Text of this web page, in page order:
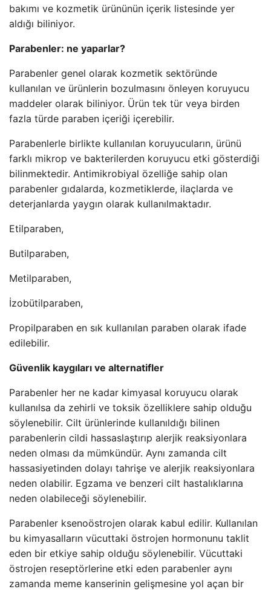
bakımı ve kozmetik ürününün içerik listesinde yer
aldığı biliniyor.
Parabenler: ne yaparlar?
Parabenler genel olarak kozmetik sektöründe
kullanılan ve ürünlerin bozulmasını önleyen koruyucu
maddeler olarak biliniyor. Ürün tek tür veya birden
fazla türde paraben içeriği içerebilir.
Parabenlerle birlikte kullanılan koruyucuların, ürünü
farklı mikrop ve bakterilerden koruyucu etki gösterdiği
bilinmektedir. Antimikrobiyal özelliğe sahip olan
parabenler gıdalarda, kozmetiklerde, ilaçlarda ve
deterjanlarda yaygın olarak kullanılmaktadır.
Etilparaben,
Butilparaben,
Metilparaben,
İzobütilparaben,
Propilparaben en sık kullanılan paraben olarak ifade
edilebilir.
Güvenlik kaygıları ve alternatifler
Parabenler her ne kadar kimyasal koruyucu olarak
kullanılsa da zehirli ve toksik özelliklere sahip olduğu
söylenebilir. Cilt ürünlerinde kullanıldığı bilinen
parabenlerin cildi hassaslaştırıp alerjik reaksiyonlara
neden olması da mümkündür. Aynı zamanda cilt
hassasiyetinden dolayı tahrişe ve alerjik reaksiyonlara
neden olabilir. Egzama ve benzeri cilt hastalıklarına
neden olabileceği söylenebilir.
Parabenler ksenoöstrojen olarak kabul edilir. Kullanılan
bu kimyasalların vücuttaki östrojen hormonunu taklit
eden bir etkiye sahip olduğu söylenebilir. Vücuttaki
östrojen reseptörlerine etki eden parabenler aynı
zamanda meme kanserinin gelişmesine yol açan bir